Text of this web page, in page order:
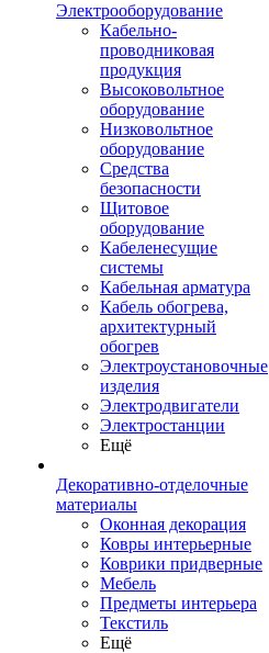
Электрооборудование
Кабельно-
проводниковая
продукция
Высоковольтное
оборудование
Низковольтное
оборудование
Средства
безопасности
Щитовое
оборудование
Кабеленесущие
системы
Кабельная арматура
Кабель обогрева,
архитектурный
обогрев
Электроустановочные
изделия
Электродвигатели
Электростанции
Ещё
Декоративно-отделочные
материалы
Оконная декорация
Ковры интерьерные
Коврики придверные
Мебель
Предметы интерьера
Текстиль
Ещё